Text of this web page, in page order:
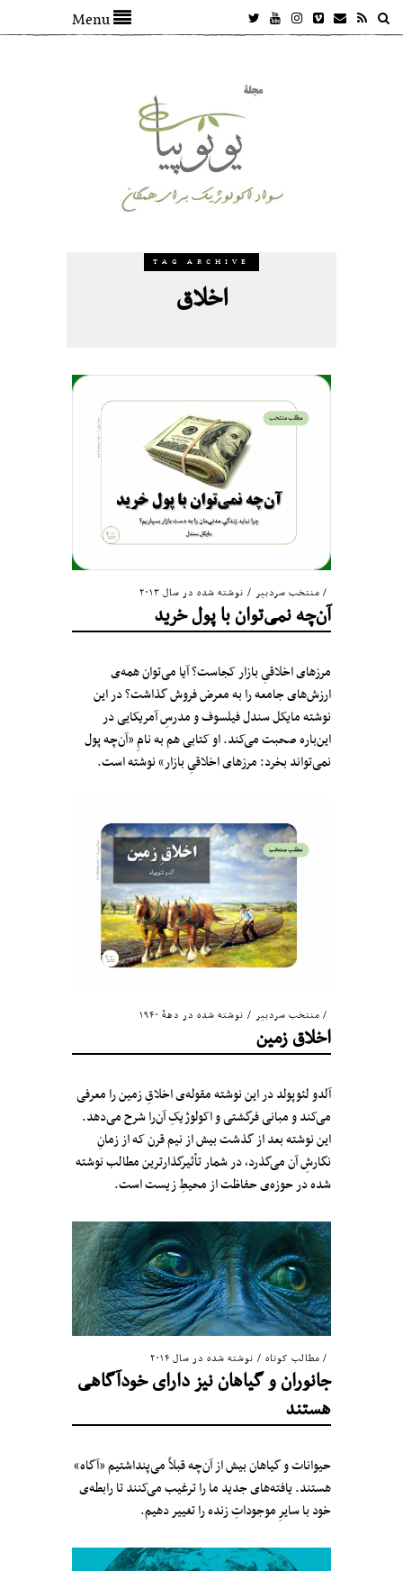
Menu
TAG ARCHIVE
اخلاق
منتخب سردبیر / نوشته شده در سال ۲۰۱۳
آن‌چه نمی‌توان با پول خرید
مرزهای اخلاقیِ بازار کجاست؟ آیا می‌توان همه‌ی
ارزش‌های جامعه را به معرض فروش گذاشت؟ در این
نوشته‌ مایکل سندل فیلسوف و مدرسِ آمریکایی در
این‌باره صحبت می‌کند. او کتابی هم به نامِ «آن‌چه پول
نمی‌تواند بخرد: مرزهای اخلاقیِ بازار» نوشته است.
منتخب سردبیر / نوشته شده در دههٔ ۱۹۴۰
اخلاق زمین
آلدو لئوپولد در این نوشته مقوله‌ی اخلاقِ زمین را معرفی
می‌کند و مبانی فرگشتی و اکولوژیکِ آن‌را شرح می‌دهد.
این نوشته بعد از گذشت بیش از نیم قرن که از زمانِ
نگارشِ آن می‌گذرد، در شمار تأثیرگذارترین مطالب نوشته
شده در حوزه‌ی حفاظت از محیطِ زیست است.
مطالب کوتاه / نوشته شده در سال ۲۰۱۴
جانوران و گیاهان نیز دارای خودآگاهی
هستند
حیوانات و گیاهان بیش از آن‌چه قبلاً می‌پنداشتیم «آگاه»
هستند. یافته‌های جدید ما را ترغیب می‌کنند تا رابطه‌ی
خود با سایرِ موجوداتِ زنده را تغییر دهیم.